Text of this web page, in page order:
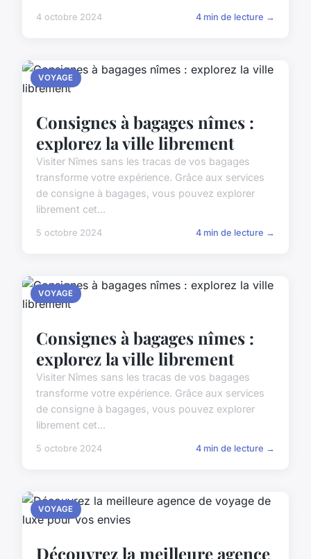
4 octobre 2024 4 min de lecture →
VOYAGE
Consignes à bagages nîmes :
explorez la ville librement
Visiter Nîmes sans les tracas de vos bagages
transforme votre expérience. Grâce aux services
de consigne à bagages, vous pouvez explorer
librement cet...
5 octobre 2024 4 min de lecture →
VOYAGE
Consignes à bagages nîmes :
explorez la ville librement
Visiter Nîmes sans les tracas de vos bagages
transforme votre expérience. Grâce aux services
de consigne à bagages, vous pouvez explorer
librement cet...
5 octobre 2024 4 min de lecture →
VOYAGE
Découvrez la meilleure agence